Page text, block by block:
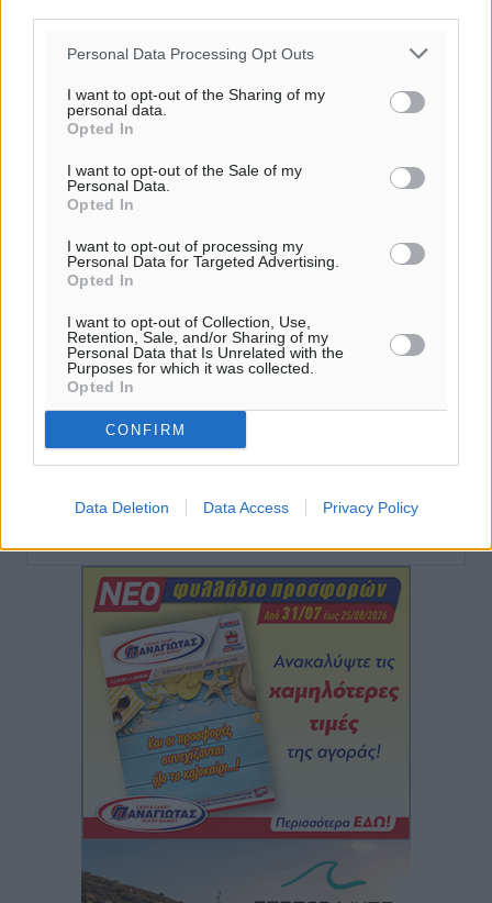
Personal Data Processing Opt Outs
I want to opt-out of the Sharing of my
personal data.
Opted In
I want to opt-out of the Sale of my
Personal Data.
Opted In
I want to opt-out of processing my
Personal Data for Targeted Advertising.
Opted In
I want to opt-out of Collection, Use,
Retention, Sale, and/or Sharing of my
Personal Data that Is Unrelated with the
Purposes for which it was collected.
Opted In
CONFIRM
Data Deletion Data Access Privacy Policy
παρά τα σκαμπανεβάσματα
Χαρ. Ναβροζίδης στον RV «Σε τρία χρόνια θα είμαστε
η πιο ψηφιακή Περιφέρεια της χώρας» Δημοπρατείται
το έργο ψηφιακού μετασχηματισμού
Τοπικές Ειδήσεις
Airbnb vs ξενοδοχεία – Πώς αλλάζει ο χάρτης της
Ειδήσεις• πριν 5 ώρες
Γιάννης Χατζής για το νέο Ειδικό Χωροταξικό: Οι
βασικοί οριζόντιοι περιορισμοί παραμένουν –
Κίνδυνος για επενδύσεις, περιουσίες και τοπική
ανάπτυξη
Τοπικές Ειδήσεις πριν 5 ώρες
δεν υπάρχουν περιθώρια εφησυχασμού
Ειδήσεις• πριν 5 ώρες
Στον Άγιο Νικόλαο Χάλκης ανοίγει ξανά το
ανανεωμένο εκκλησιαστικό μουσείο από τη Λέσχη
Lions Χάλκης
Τοπικές Ειδήσεις • πριν 5 ώρες
Ρόδος: «Βουλιάζει» από τουρίστες – Πάνω από 1 εκατ.
επιβάτες και 55 κρουαζιερόπλοια